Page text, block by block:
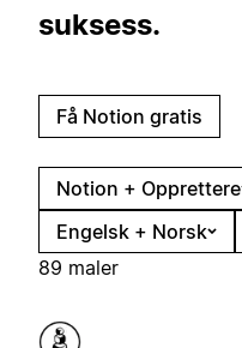
suksess.
Få Notion gratis
Notion + Opprettere
Engelsk + Norsk
89 maler